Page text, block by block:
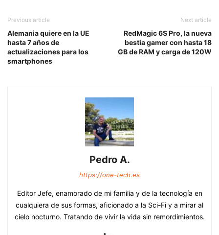
Previous article
Alemania quiere en la UE
hasta 7 años de
actualizaciones para los
smartphones
Next article
RedMagic 6S Pro, la nueva
bestia gamer con hasta 18
GB de RAM y carga de 120W
Pedro A.
https://one-tech.es
Editor Jefe, enamorado de mi familia y de la tecnología en
cualquiera de sus formas, aficionado a la Sci-Fi y a mirar al
cielo nocturno. Tratando de vivir la vida sin remordimientos.